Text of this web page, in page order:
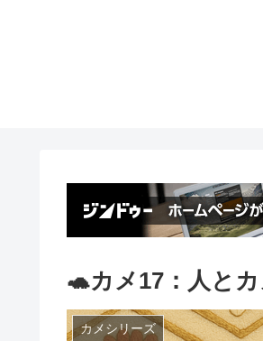
🐢カメ17：人と
カメシリーズ